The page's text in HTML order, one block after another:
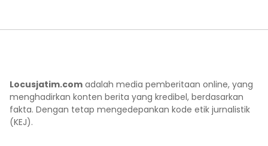
Locusjatim.com adalah media pemberitaan online, yang
menghadirkan konten berita yang kredibel, berdasarkan
fakta. Dengan tetap mengedepankan kode etik jurnalistik
(KEJ).